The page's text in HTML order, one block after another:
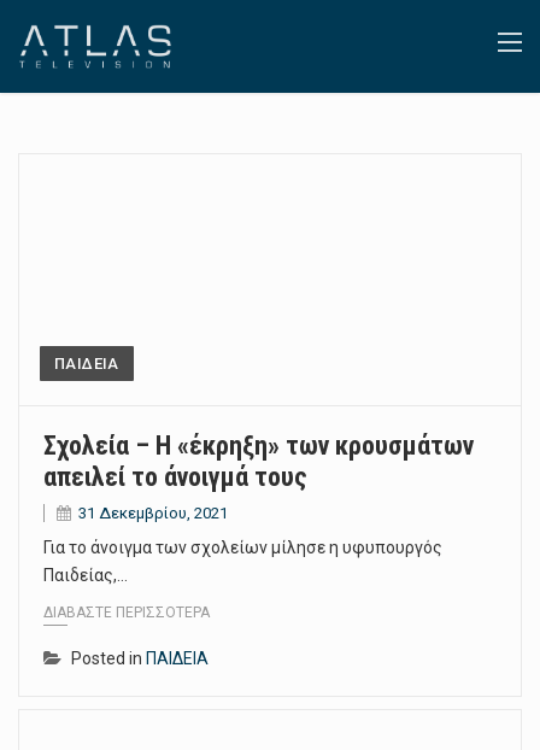
ΠΑΙΔΕΙΑ
Σχολεία – Η «έκρηξη» των κρουσμάτων
απειλεί το άνοιγμά τους
31 Δεκεμβρίου, 2021
Για το άνοιγμα των σχολείων μίλησε η υφυπουργός
Παιδείας,…
ΔΙΑΒΆΣΤΕ ΠΕΡΙΣΣΌΤΕΡΑ
Posted in ΠΑΙΔΕΙΑ